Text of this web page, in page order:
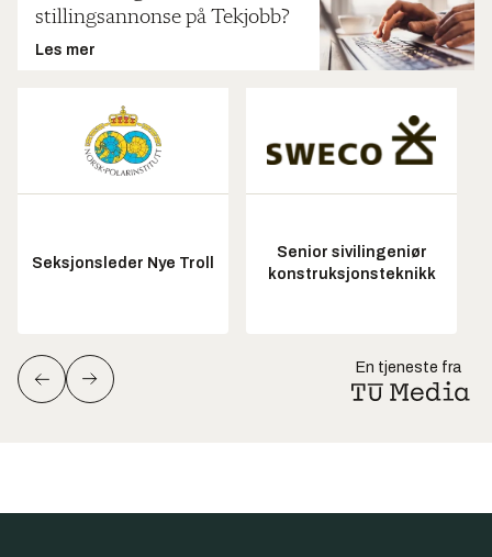
stillingsannonse på Tekjobb?
Les mer
Seksjonsleder Nye Troll
Senior sivilingeniør
konstruksjonsteknikk
En tjeneste fra